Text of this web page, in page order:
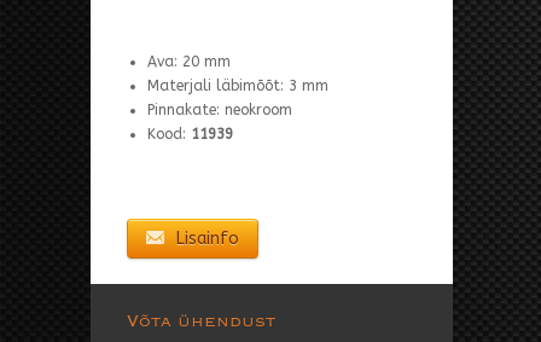
Ava: 20 mm
Materjali läbimõõt: 3 mm
Pinnakate: neokroom
Kood: 11939
Lisainfo
Võta ühendust